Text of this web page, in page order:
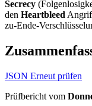
Secrecy
den Heartbleed
zu-Ende-
JSON Erneut prüfen
Prüfbericht vom